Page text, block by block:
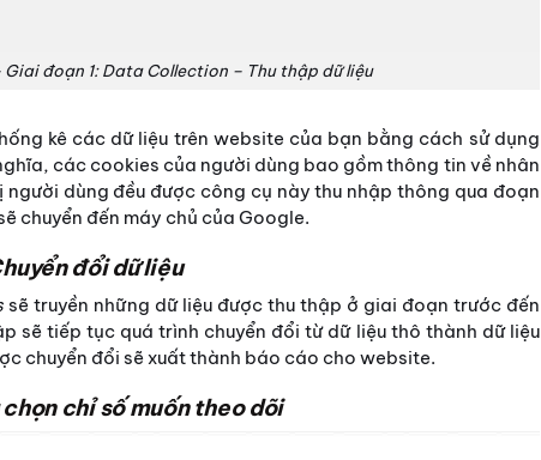
đoạn 1: Data Collection – Thu thập dữ liệu
kê các dữ liệu trên website của bạn bằng cách sử dụng
các cookies của người dùng bao gồm thông tin về nhân
dùng đều được công cụ này thu nhập thông qua đoạn
chuyển đến máy chủ của Google.
đổi dữ liệu
sẽ truyền những dữ liệu được thu thập ở giai đoạn trước đến
sẽ tiếp tục quá trình chuyển đổi từ dữ liệu thô thành dữ liệu
chuyển đổi sẽ xuất thành báo cáo cho website.
chỉ số muốn theo dõi